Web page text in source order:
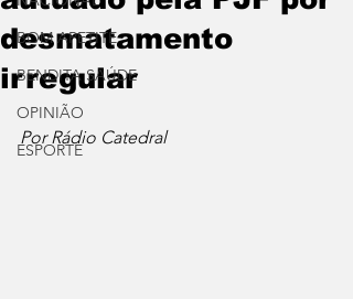
BOM APETITE
BENDITA SAÚDE
OPINIÃO
ESPORTE
desmatamento
irregular
Por Rádio Catedral